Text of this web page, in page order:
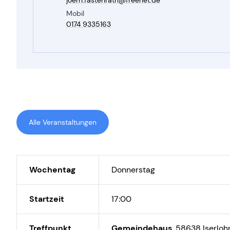
Mobil
0174 9335163
Alle Veranstaltungen
Wochentag Donnerstag
Startzeit 17:00